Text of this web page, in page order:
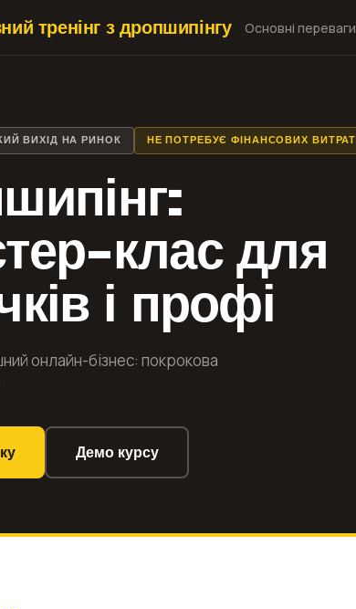
тренінг з дропшипінгу Основні переваги
ВИХІД НА РИНОК НЕ ПОТРЕБУЄ ФІНАНСОВИХ ВИТРАТ
клас для
і профі
онлайн-бізнес: покрокова
Демо курсу